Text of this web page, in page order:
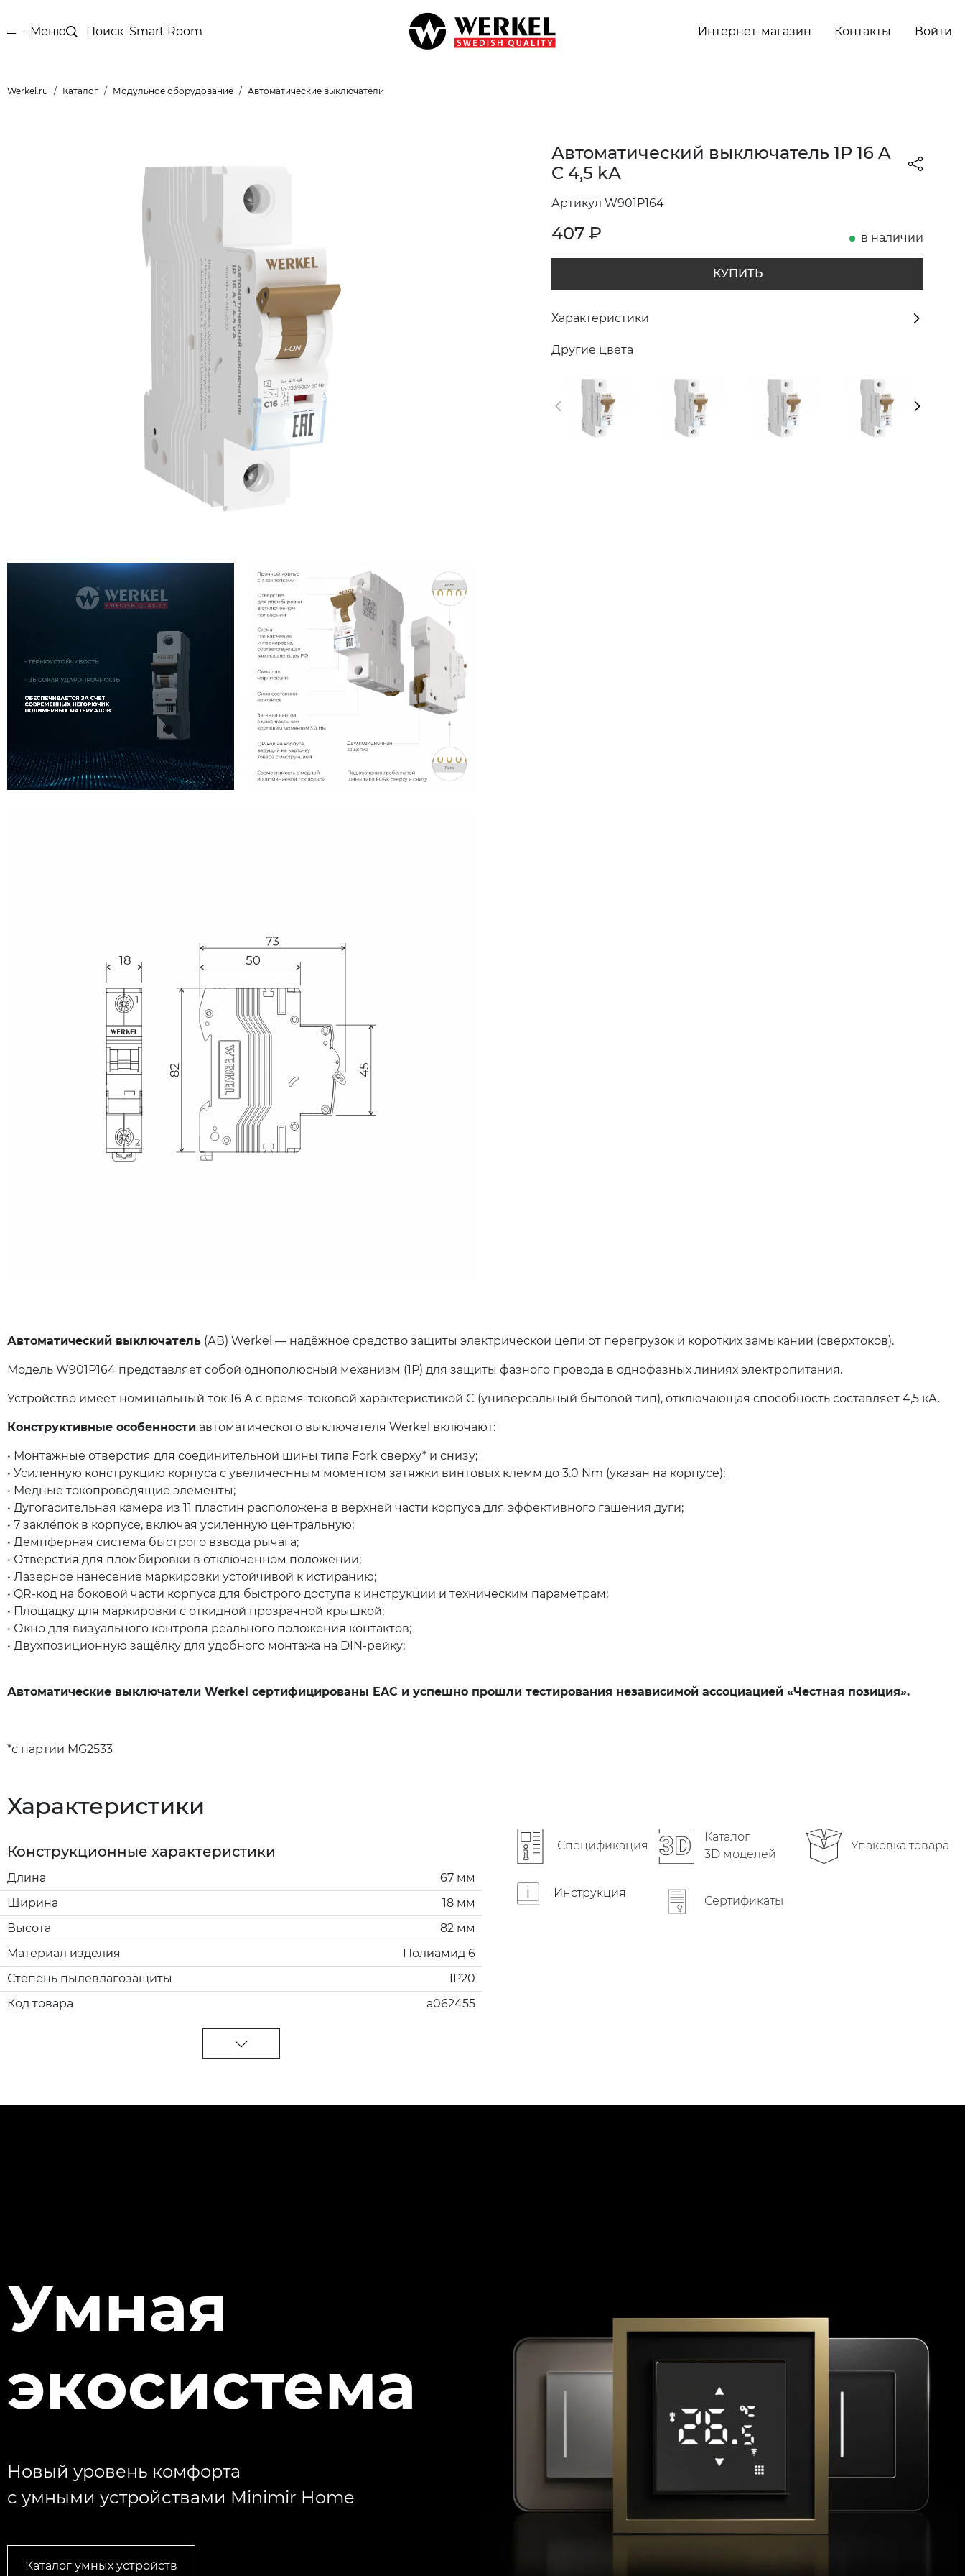
Меню Поиск Smart Room Интернет-магазин Контакты Войти
Werkel.ru Каталог Модульное оборудование Автоматические выключатели
Автоматический выключатель 1P 16 A
C 4,5 kА
Артикул W901P164
407 ₽ в наличии
КУПИТЬ
Характеристики
Другие цвета
Автоматический выключатель (АВ) Werkel — надёжное средство защиты электрической цепи от перегрузок и коротких замыканий (сверхтоков).
Модель W901P164 представляет собой однополюсный механизм (1P) для защиты фазного провода в однофазных линиях электропитания.
Устройство имеет номинальный ток 16 А с время-токовой характеристикой C (универсальный бытовой тип), отключающая способность составляет 4,5 кА.
Конструктивные особенности автоматического выключателя Werkel включают:
• Монтажные отверстия для соединительной шины типа Fork сверху* и снизу;
• Усиленную конструкцию корпуса с увеличеснным моментом затяжки винтовых клемм до 3.0 Nm (указан на корпусе);
• Медные токопроводящие элементы;
• Дугогасительная камера из 11 пластин расположена в верхней части корпуса для эффективного гашения дуги;
• 7 заклёпок в корпусе, включая усиленную центральную;
• Демпферная система быстрого взвода рычага;
• Отверстия для пломбировки в отключенном положении;
• Лазерное нанесение маркировки устойчивой к истиранию;
• QR-код на боковой части корпуса для быстрого доступа к инструкции и техническим параметрам;
• Площадку для маркировки с откидной прозрачной крышкой;
• Окно для визуального контроля реального положения контактов;
• Двухпозиционную защёлку для удобного монтажа на DIN-рейку;
Автоматические выключатели Werkel сертифицированы EAC и успешно прошли тестирования независимой ассоциацией «Честная позиция».
*с партии MG2533
Характеристики
Конструкционные характеристики
Длина
67 мм
Ширина
18 мм
Высота
82 мм
Материал изделия
Полиамид 6
Степень пылевлагозащиты
IP20
Код товара
a062455
Cпецификация
Каталог
3D моделей
Упаковка товара
Инструкция
Сертификаты
Умная
экосистема
Новый уровень комфорта
с умными устройствами Minimir Home
Каталог умных устройств